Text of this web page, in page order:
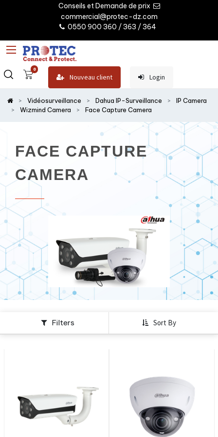
Conseils et Demande de prix
commercial@protec-dz.com
0550 900 360 / 363 / 364
0
Nouveau client Login
Vidéosurveillance Dahua IP-Surveillance
IP Camera
Wizmind Camera
Face Capture Camera
FACE CAPTURE
CAMERA
Filters Sort By